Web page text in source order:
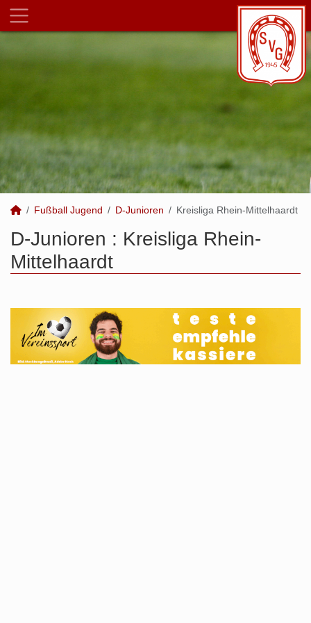
Fußball Jugend D-Junioren Kreisliga Rhein-Mittelhaardt
D-Junioren : Kreisliga Rhein-
Mittelhaardt